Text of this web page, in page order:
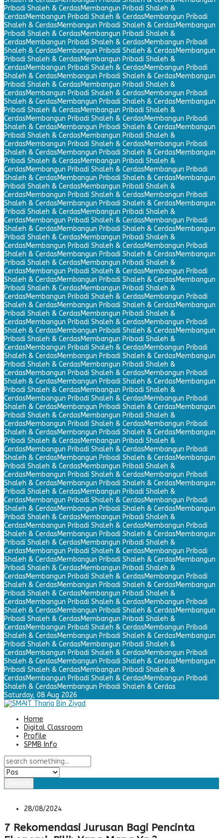
Pribadi Shaleh & CerdasMembangun Pribadi Shaleh &
CerdasMembangun Pribadi Shaleh & CerdasMembangun Pribadi
Shaleh & CerdasMembangun Pribadi Shaleh & CerdasMembangun
Pribadi Shaleh & CerdasMembangun Pribadi Shaleh &
CerdasMembangun Pribadi Shaleh & CerdasMembangun Pribadi
Shaleh & CerdasMembangun Pribadi Shaleh & CerdasMembangun
Pribadi Shaleh & CerdasMembangun Pribadi Shaleh &
CerdasMembangun Pribadi Shaleh & CerdasMembangun Pribadi
Shaleh & CerdasMembangun Pribadi Shaleh & CerdasMembangun
Pribadi Shaleh & CerdasMembangun Pribadi Shaleh &
CerdasMembangun Pribadi Shaleh & CerdasMembangun Pribadi
Shaleh & CerdasMembangun Pribadi Shaleh & CerdasMembangun
Pribadi Shaleh & CerdasMembangun Pribadi Shaleh &
CerdasMembangun Pribadi Shaleh & CerdasMembangun Pribadi
Shaleh & CerdasMembangun Pribadi Shaleh & CerdasMembangun
Pribadi Shaleh & CerdasMembangun Pribadi Shaleh &
CerdasMembangun Pribadi Shaleh & CerdasMembangun Pribadi
Shaleh & CerdasMembangun Pribadi Shaleh & CerdasMembangun
Pribadi Shaleh & CerdasMembangun Pribadi Shaleh &
CerdasMembangun Pribadi Shaleh & CerdasMembangun Pribadi
Shaleh & CerdasMembangun Pribadi Shaleh & CerdasMembangun
Pribadi Shaleh & CerdasMembangun Pribadi Shaleh &
CerdasMembangun Pribadi Shaleh & CerdasMembangun Pribadi
Shaleh & CerdasMembangun Pribadi Shaleh & CerdasMembangun
Pribadi Shaleh & CerdasMembangun Pribadi Shaleh &
CerdasMembangun Pribadi Shaleh & CerdasMembangun Pribadi
Shaleh & CerdasMembangun Pribadi Shaleh & CerdasMembangun
Pribadi Shaleh & CerdasMembangun Pribadi Shaleh &
CerdasMembangun Pribadi Shaleh & CerdasMembangun Pribadi
Shaleh & CerdasMembangun Pribadi Shaleh & CerdasMembangun
Pribadi Shaleh & CerdasMembangun Pribadi Shaleh &
CerdasMembangun Pribadi Shaleh & CerdasMembangun Pribadi
Shaleh & CerdasMembangun Pribadi Shaleh & CerdasMembangun
Pribadi Shaleh & CerdasMembangun Pribadi Shaleh &
CerdasMembangun Pribadi Shaleh & CerdasMembangun Pribadi
Shaleh & CerdasMembangun Pribadi Shaleh & CerdasMembangun
Pribadi Shaleh & CerdasMembangun Pribadi Shaleh &
CerdasMembangun Pribadi Shaleh & CerdasMembangun Pribadi
Shaleh & CerdasMembangun Pribadi Shaleh & CerdasMembangun
Pribadi Shaleh & CerdasMembangun Pribadi Shaleh &
CerdasMembangun Pribadi Shaleh & CerdasMembangun Pribadi
Shaleh & CerdasMembangun Pribadi Shaleh & CerdasMembangun
Pribadi Shaleh & CerdasMembangun Pribadi Shaleh &
CerdasMembangun Pribadi Shaleh & CerdasMembangun Pribadi
Shaleh & CerdasMembangun Pribadi Shaleh & CerdasMembangun
Pribadi Shaleh & CerdasMembangun Pribadi Shaleh &
CerdasMembangun Pribadi Shaleh & CerdasMembangun Pribadi
Shaleh & CerdasMembangun Pribadi Shaleh & CerdasMembangun
Pribadi Shaleh & CerdasMembangun Pribadi Shaleh &
CerdasMembangun Pribadi Shaleh & CerdasMembangun Pribadi
Shaleh & CerdasMembangun Pribadi Shaleh & CerdasMembangun
Pribadi Shaleh & CerdasMembangun Pribadi Shaleh &
CerdasMembangun Pribadi Shaleh & CerdasMembangun Pribadi
Shaleh & CerdasMembangun Pribadi Shaleh & CerdasMembangun
Pribadi Shaleh & CerdasMembangun Pribadi Shaleh &
CerdasMembangun Pribadi Shaleh & CerdasMembangun Pribadi
Shaleh & CerdasMembangun Pribadi Shaleh & CerdasMembangun
Pribadi Shaleh & CerdasMembangun Pribadi Shaleh &
CerdasMembangun Pribadi Shaleh & CerdasMembangun Pribadi
Shaleh & CerdasMembangun Pribadi Shaleh & CerdasMembangun
Pribadi Shaleh & CerdasMembangun Pribadi Shaleh &
CerdasMembangun Pribadi Shaleh & CerdasMembangun Pribadi
Shaleh & CerdasMembangun Pribadi Shaleh & CerdasMembangun
Pribadi Shaleh & CerdasMembangun Pribadi Shaleh &
CerdasMembangun Pribadi Shaleh & CerdasMembangun Pribadi
Shaleh & CerdasMembangun Pribadi Shaleh & CerdasMembangun
Pribadi Shaleh & CerdasMembangun Pribadi Shaleh &
CerdasMembangun Pribadi Shaleh & CerdasMembangun Pribadi
Shaleh & CerdasMembangun Pribadi Shaleh & CerdasMembangun
Pribadi Shaleh & CerdasMembangun Pribadi Shaleh &
CerdasMembangun Pribadi Shaleh & CerdasMembangun Pribadi
Shaleh & CerdasMembangun Pribadi Shaleh & CerdasMembangun
Pribadi Shaleh & CerdasMembangun Pribadi Shaleh &
CerdasMembangun Pribadi Shaleh & CerdasMembangun Pribadi
Shaleh & CerdasMembangun Pribadi Shaleh & CerdasMembangun
Pribadi Shaleh & CerdasMembangun Pribadi Shaleh &
CerdasMembangun Pribadi Shaleh & CerdasMembangun Pribadi
Shaleh & CerdasMembangun Pribadi Shaleh & CerdasMembangun
Pribadi Shaleh & CerdasMembangun Pribadi Shaleh &
CerdasMembangun Pribadi Shaleh & CerdasMembangun Pribadi
Shaleh & CerdasMembangun Pribadi Shaleh & Cerdas
Saturday, 08 Aug 2026
Home
Digital Classroom
Profile
SPMB Info
28/08/2024
7 Rekomendasi Jurusan Bagi Pencinta